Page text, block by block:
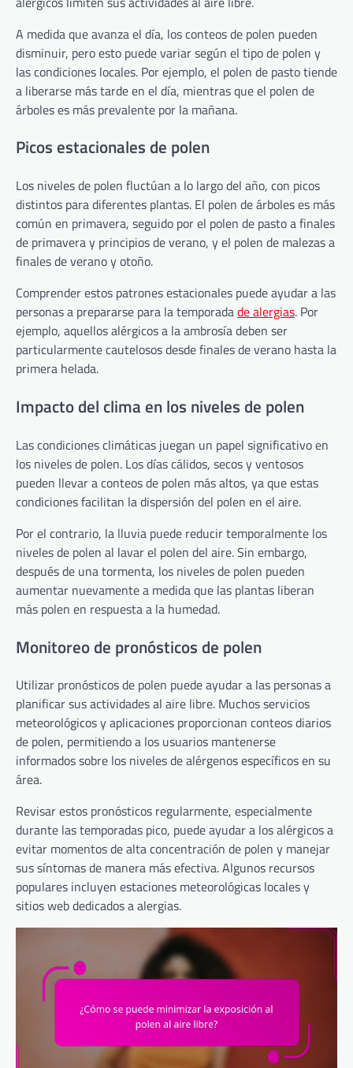
A medida que avanza el día, los conteos de polen pueden
disminuir, pero esto puede variar según el tipo de polen y
las condiciones locales. Por ejemplo, el polen de pasto tiende
a liberarse más tarde en el día, mientras que el polen de
árboles es más prevalente por la mañana.
Picos estacionales de polen
Los niveles de polen fluctúan a lo largo del año, con picos
distintos para diferentes plantas. El polen de árboles es más
común en primavera, seguido por el polen de pasto a finales
de primavera y principios de verano, y el polen de malezas a
finales de verano y otoño.
Comprender estos patrones estacionales puede ayudar a las
personas a prepararse para la temporadade alergias. Por
ejemplo, aquellos alérgicos a la ambrosía deben ser
particularmente cautelosos desde finales de verano hasta la
primera helada.
Impacto del clima en los niveles de polen
Las condiciones climáticas juegan un papel significativo en
los niveles de polen. Los días cálidos, secos y ventosos
pueden llevar a conteos de polen más altos, ya que estas
condiciones facilitan la dispersión del polen en el aire.
Por el contrario, la lluvia puede reducir temporalmente los
niveles de polen al lavar el polen del aire. Sin embargo,
después de una tormenta, los niveles de polen pueden
aumentar nuevamente a medida que las plantas liberan
más polen en respuesta a la humedad.
Monitoreo de pronósticos de polen
Utilizar pronósticos de polen puede ayudar a las personas a
planificar sus actividades al aire libre. Muchos servicios
meteorológicos y aplicaciones proporcionan conteos diarios
de polen, permitiendo a los usuarios mantenerse
informados sobre los niveles de alérgenos específicos en su
área.
Revisar estos pronósticos regularmente, especialmente
durante las temporadas pico, puede ayudar a los alérgicos a
evitar momentos de alta concentración de polen y manejar
sus síntomas de manera más efectiva. Algunos recursos
populares incluyen estaciones meteorológicas locales y
sitios web dedicados a alergias.